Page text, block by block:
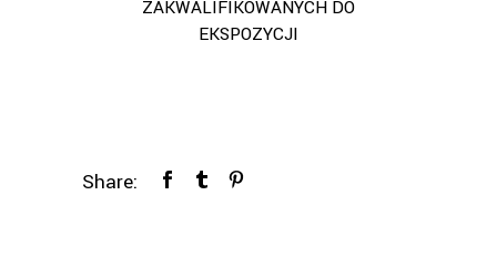
ZAKWALIFIKOWANYCH DO
EKSPOZYCJI
Share: